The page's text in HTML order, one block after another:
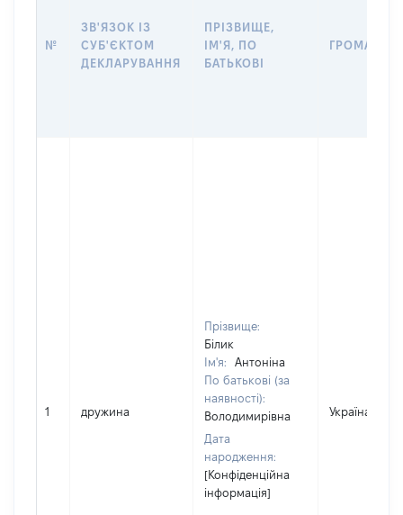
№
ЗВ'ЯЗОК ІЗ
СУБ'ЄКТОМ
ДЕКЛАРУВАННЯ
ПРІЗВИЩЕ,
ІМ'Я, ПО
БАТЬКОВІ
1 дружина
Прізвище:
Білик
Ім'я:
Антоніна
По батькові (за
наявності):
Володимирівна
Дата
народження:
[Конфіденційна
інформація]
Україна